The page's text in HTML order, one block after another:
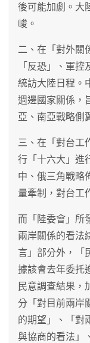
後可能加劇。大
峻。
二、在「對外關
「反恐」、軍
統訪大陸日程。
週邊國家關係，
亞、南亞戰略側
三、在「對台工
行「十六大」進
中、俄三角戰略
量牽制，對台工
而「陸委會」所
兩岸關係的看法
言」部分外，「
據該會去年委托
民意調查結果，
分「對目前兩岸
的期望」、「對
與協商的看法」